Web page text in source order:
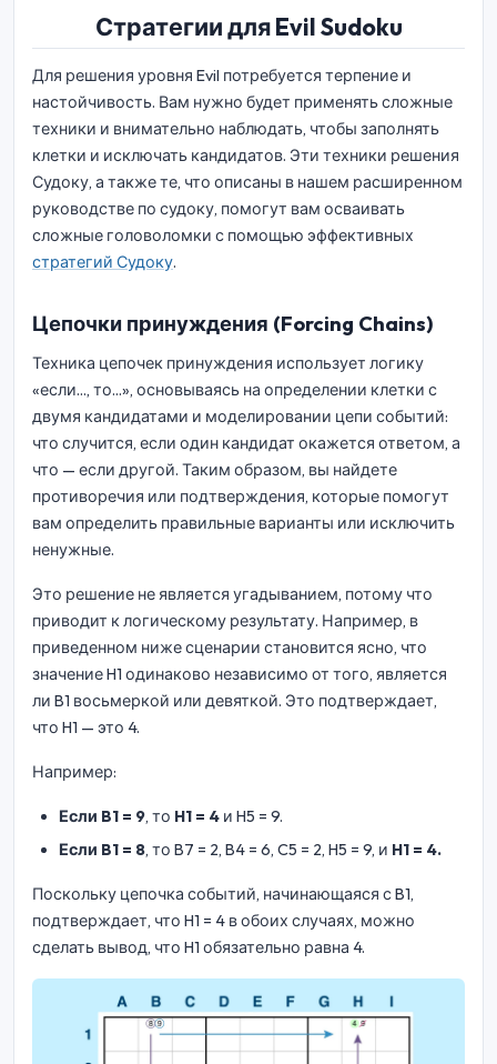
Стратегии для Evil Sudoku
Для решения уровня Evil потребуется терпение и
настойчивость. Вам нужно будет применять сложные
техники и внимательно наблюдать, чтобы заполнять
клетки и исключать кандидатов. Эти техники решения
Судоку, а также те, что описаны в нашем расширенном
руководстве по судоку, помогут вам осваивать
сложные головоломки с помощью эффективных
стратегий Судоку.
Цепочки принуждения (Forcing Chains)
Техника цепочек принуждения использует логику
«если..., то...», основываясь на определении клетки с
двумя кандидатами и моделировании цепи событий:
что случится, если один кандидат окажется ответом, а
что — если другой. Таким образом, вы найдете
противоречия или подтверждения, которые помогут
вам определить правильные варианты или исключить
ненужные.
Это решение не является угадыванием, потому что
приводит к логическому результату. Например, в
приведенном ниже сценарии становится ясно, что
значение H1 одинаково независимо от того, является
ли B1 восьмеркой или девяткой. Это подтверждает,
что H1 — это 4.
Например:
Если B1 = 9, то H1 = 4 и H5 = 9.
Если B1 = 8, то B7 = 2, B4 = 6, C5 = 2, H5 = 9, и H1 = 4.
Поскольку цепочка событий, начинающаяся с B1,
подтверждает, что H1 = 4 в обоих случаях, можно
сделать вывод, что H1 обязательно равна 4.